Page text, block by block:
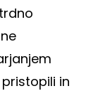
in